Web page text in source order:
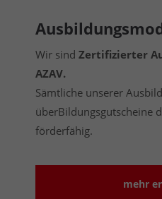
Wir sind Zertifizierter
AZAV.
Sämtliche unserer
überBildungsgutscheine
förderfähig.
mehr